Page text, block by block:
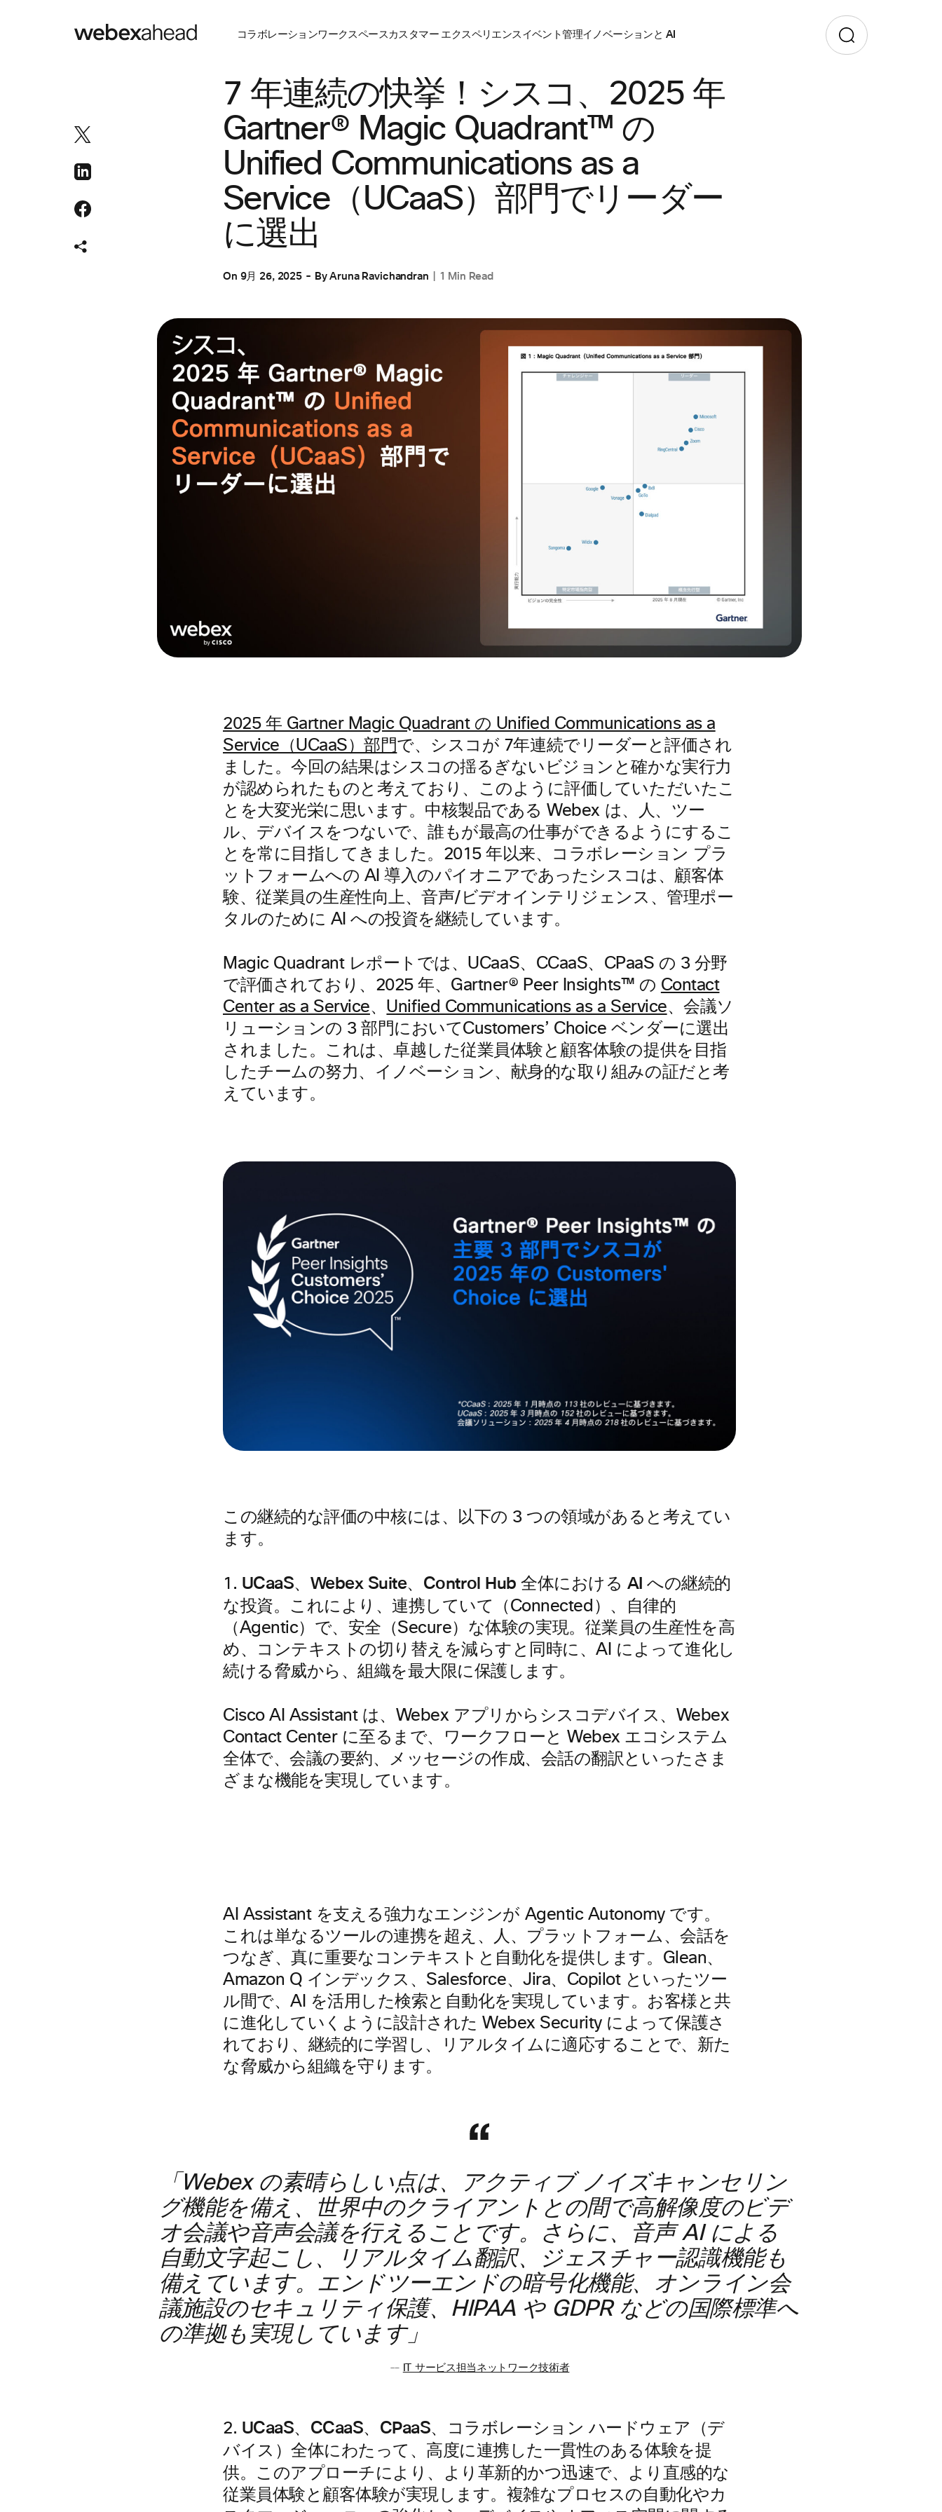
コラボレーションワークスペースカスタマー エクスペリエンスイベント管理イノベーションと AI
7 年連続の快挙！シスコ、2025 年
Gartner® Magic Quadrant™ の
Unified Communications as a
Service（UCaaS）部門でリーダー
に選出
On 9月 26, 2025 ByAruna Ravichandran 1 Min Read
2025 年 Gartner Magic Quadrant の Unified Communications as a
Service（UCaaS）部門で、シスコが 7年連続でリーダーと評価され
ました。今回の結果はシスコの揺るぎないビジョンと確かな実行力
が認められたものと考えており、このように評価していただいたこ
とを大変光栄に思います。中核製品であるWebex は、人、ツー
ル、デバイスをつないで、誰もが最高の仕事ができるようにするこ
とを常に目指してきました。2015 年以来、コラボレーション プラ
ットフォームへの AI 導入のパイオニアであったシスコは、顧客体
験、従業員の生産性向上、音声/ビデオインテリジェンス、管理ポー
タルのために AI への投資を継続しています。
Magic Quadrant レポートでは、UCaaS、CCaaS、CPaaS の 3 分野
で評価されており、2025 年、Gartner® Peer Insights™ の Contact
Center as a Service、 Unified Communications as a Service、会議ソ
リューションの 3 部門においてCustomers’ Choice ベンダーに選出
されました。これは、卓越した従業員体験と顧客体験の提供を目指
したチームの努力、イノベーション、献身的な取り組みの証だと考
えています。
この継続的な評価の中核には、以下の 3 つの領域があると考えてい
ます。
1. UCaaS、Webex Suite、Control Hub 全体における AI への継続的
な投資。これにより、連携していて（Connected）、自律的
（Agentic）で、安全（Secure）な体験の実現。従業員の生産性を高
め、コンテキストの切り替えを減らすと同時に、AI によって進化し
続ける脅威から、組織を最大限に保護します。
Cisco AI Assistant は、Webex アプリからシスコデバイス、Webex
Contact Center に至るまで、ワークフローと Webex エコシステム
全体で、会議の要約、メッセージの作成、会話の翻訳といったさま
ざまな機能を実現しています。
AI Assistant を支える強力なエンジンが Agentic Autonomy です。
これは単なるツールの連携を超え、人、プラットフォーム、会話を
つなぎ、真に重要なコンテキストと自動化を提供します。Glean、
Amazon Q インデックス、Salesforce、Jira、Copilot といったツー
ル間で、AI を活用した検索と自動化を実現しています。お客様と共
に進化していくように設計された Webex Security によって保護さ
れており、継続的に学習し、リアルタイムに適応することで、新た
な脅威から組織を守ります。
「Webex の素晴らしい点は、アクティブ ノイズキャンセリン
グ機能を備え、世界中のクライアントとの間で高解像度のビデ
オ会議や音声会議を行えることです。さらに、音声 AI による
自動文字起こし、リアルタイム翻訳、ジェスチャー認識機能も
備えています。エンドツーエンドの暗号化機能、オンライン会
議施設のセキュリティ保護、HIPAA や GDPR などの国際標準へ
の準拠も実現しています」
-– IT サービス担当ネットワーク技術者
2. UCaaS、CCaaS、CPaaS、コラボレーション ハードウェア（デ
バイス）全体にわたって、高度に連携した一貫性のある体験を提
供。このアプローチにより、より革新的かつ迅速で、より直感的な
従業員体験と顧客体験が実現します。複雑なプロセスの自動化やカ